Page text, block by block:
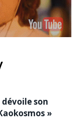
dévoile son
»